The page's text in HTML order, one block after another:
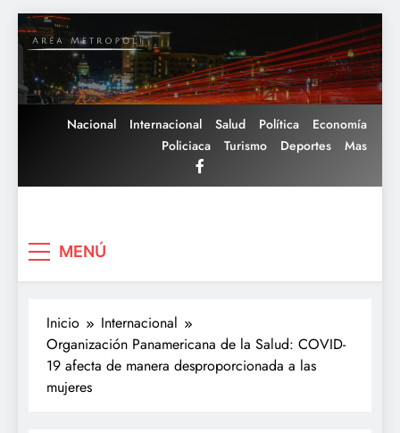
Saltar
al
contenido
Nacional Internacional Salud Política
Economía
Policiaca
Turismo Deportes Mas
MENÚ
Inicio
Internacional
Organización Panamericana de la Salud: COVID-
19 afecta de manera desproporcionada a las
mujeres